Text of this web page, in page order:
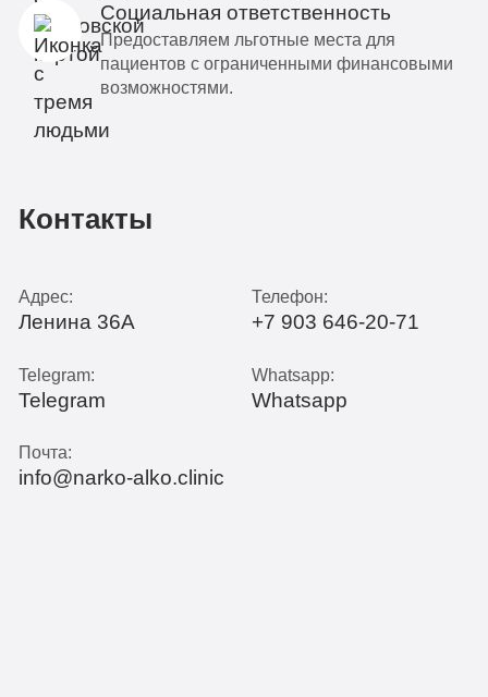
Социальная ответственность
Предоставляем льготные места для
пациентов с ограниченными финансовыми
возможностями.
Контакты
Адрес:
Ленина 36А
Телефон:
+7 903 646-20-71
Telegram:
Telegram
Whatsapp:
Whatsapp
Почта:
info@narko-alko.clinic